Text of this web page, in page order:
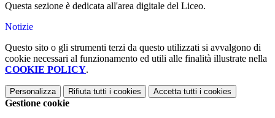
Questa sezione è dedicata all'area digitale del Liceo.
Notizie
Questo sito o gli strumenti terzi da questo utilizzati si avvalgono di
cookie necessari al funzionamento ed utili alle finalità illustrate nella
COOKIE POLICY.
Personalizza Rifiuta tutti i cookies Accetta tutti i cookies
Gestione cookie